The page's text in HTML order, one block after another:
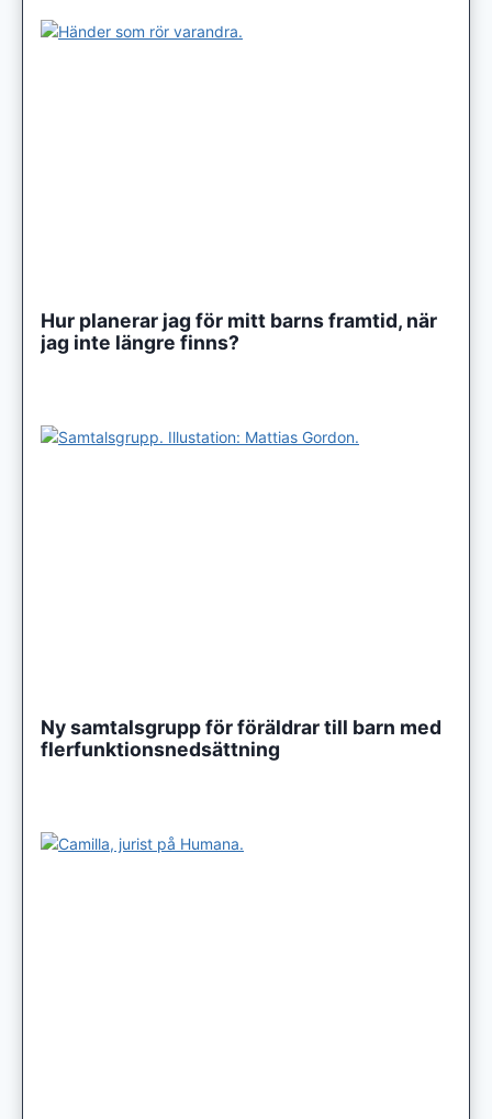
Hur planerar jag för mitt barns framtid, när
jag inte längre finns?
Ny samtalsgrupp för föräldrar till barn med
flerfunktionsnedsättning